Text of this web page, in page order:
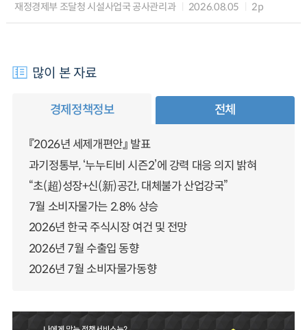
재정경제부 조달청 시설사업국 공사관리과 2026.08.05 2p
많이 본 자료
경제정책정보 전체
『2026년 세제개편안』 발표
과기정통부, ‘누누티비 시즌2’에 강력 대응 의지 밝혀
“초(超)성장+신(新)공간, 대체불가 산업강국”
7월 소비자물가는 2.8% 상승
2026년 한국 주식시장 여건 및 전망
2026년 7월 수출입 동향
2026년 7월 소비자물가동향